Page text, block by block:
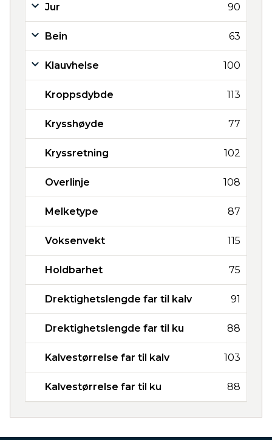
Jur 90
Bein 63
Klauvhelse 100
Kroppsdybde 113
Krysshøyde 77
Kryssretning 102
Overlinje 108
Melketype 87
Voksenvekt 115
Holdbarhet 75
Drektighetslengde far til kalv 91
Drektighetslengde far til ku 88
Kalvestørrelse far til kalv 103
Kalvestørrelse far til ku 88